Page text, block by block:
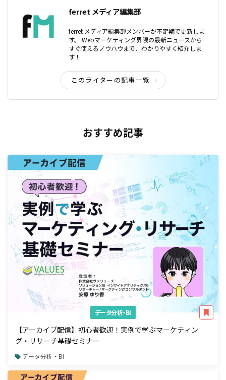
ferret メディア編集部
ferret メディア編集部メンバーが不定期で更新しま
す。 Webマーケティング界隈の最新ニュースから
すぐ使えるノウハウまで、わかりやすく紹介しま
す！
このライターの記事一覧
おすすめ記事
データ分析・BI
【アーカイブ配信】初心者歓迎！実例で学ぶマーケティン
グ・リサーチ基礎セミナー
データ分析・BI